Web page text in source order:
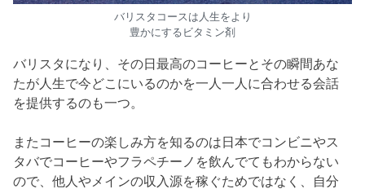
バリスタコースは人生をより
豊かにするビタミン剤
バリスタになり、その日最高のコーヒーとその瞬間あな
たが人生で今どこにいるのかを一人一人に合わせる会話
を提供するのも一つ。
またコーヒーの楽しみ方を知るのは日本でコンビニやス
タバでコーヒーやフラペチーノを飲んでてもわからない
ので、他人やメインの収入源を稼ぐためではなく、自分